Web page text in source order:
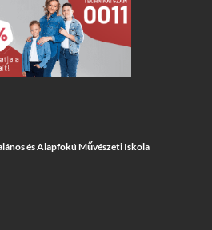
és Alapfokú Művészeti Iskola